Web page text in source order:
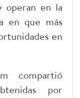
operan en la
en que más
en
compartió
por